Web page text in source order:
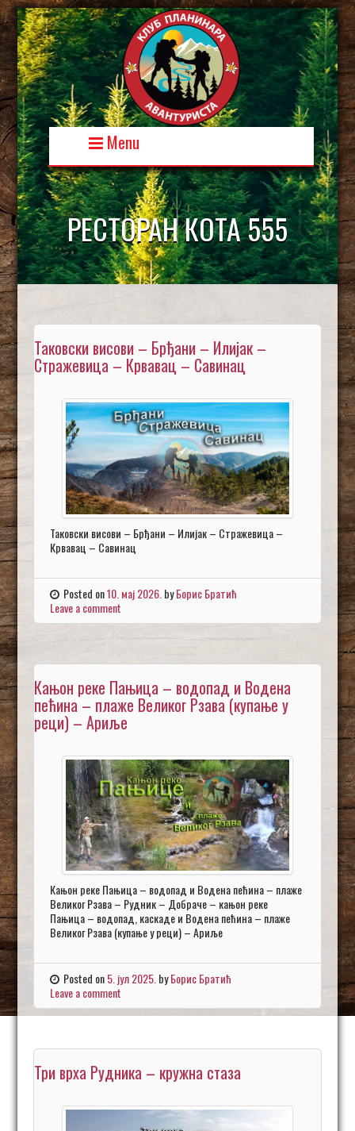
Skip
to
content
Menu
РЕСТОРАН КОТА 555
Таковски висови – Брђани – Илијак –
Стражевица – Крвавац – Савинац
Таковски висови – Брђани – Илијак – Стражевица –
Крвавац – Савинац
Posted on10. мај 2026. byБорис Братић
Leave a comment
Кањон реке Пањица – водопад и Водена
пећина – плаже Великог Рзава (купање у
реци) – Ариље
Кањон реке Пањица – водопад и Водена пећина – плаже
Великог Рзава – Рудник – Добраче – кањон реке
Пањица – водопад, каскаде и Водена пећина – плаже
Великог Рзава (купање у реци) – Ариље
Posted on5. јул 2025. byБорис Братић
Leave a comment
Три врха Рудника – кружна стаза